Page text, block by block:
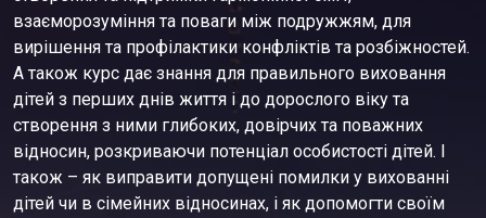
взаєморозуміння та поваги між подружжям, для
вирішення та профілактики конфліктів та розбіжностей.
А також курс дає знання для правильного виховання
дітей з перших днів життя і до дорослого віку та
створення з ними глибоких, довірчих та поважних
відносин, розкриваючи потенціал особистості дітей. І
також – як виправити допущені помилки у вихованні
дітей чи в сімейних відносинах, і як допомогти своїм